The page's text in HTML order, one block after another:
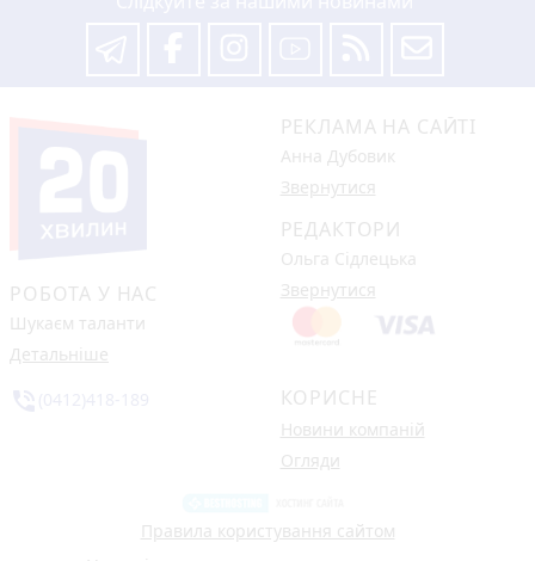
РОБОТА У НАС
Шукаєм таланти
Детальніше
РЕКЛАМА НА САЙТІ
Анна Дубовик
Звернутися
РЕДАКТОРИ
Ольга Сідлецька
Звернутися
КОРИСНЕ
Новини компаній
Огляди
Правила користування сайтом